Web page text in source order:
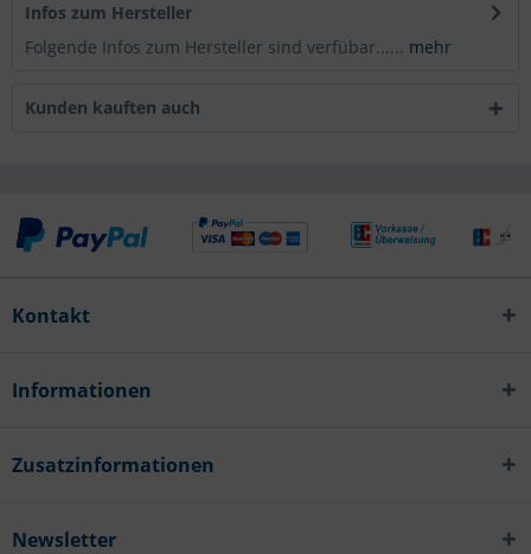
Infos zum Hersteller
Folgende Infos zum Hersteller sind verfübar...... mehr
Kunden kauften auch
Kontakt
Informationen
Zusatzinformationen
Newsletter